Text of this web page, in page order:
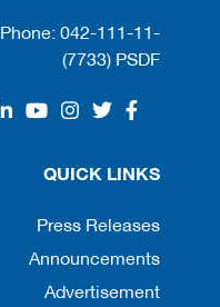
Phone: 042-111-11-
(7733) PSDF
QUICK LINKS
Press Releases
Announcements
Advertisement